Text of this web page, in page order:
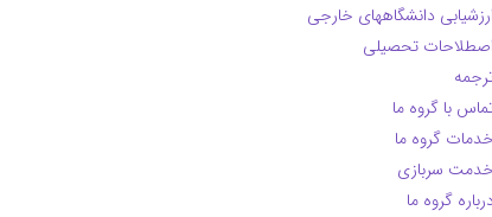
ارزشیابی دانشگاههای خارجی
اصطلاحات تحصیلی
با گروه ما
خدمات گروه ما
خدمت سربازی
درباره گروه ما